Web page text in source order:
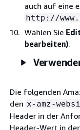
auch auf eine
http://
Wählen Sie
bearbeiten).
Die folgenden
den x-amz-
Header in der
Header-Wert in